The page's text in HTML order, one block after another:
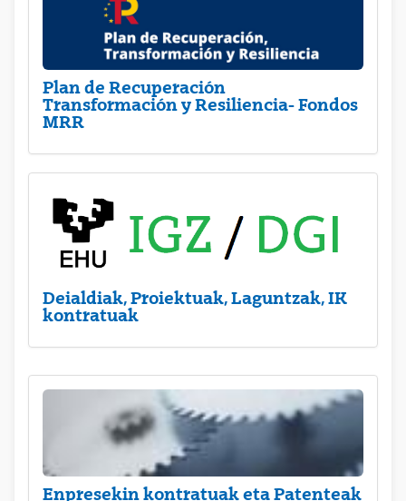
Plan de Recuperación
Transformación y Resiliencia- Fondos
MRR
Deialdiak, Proiektuak, Laguntzak, IK
kontratuak
Enpresekin kontratuak eta Patenteak